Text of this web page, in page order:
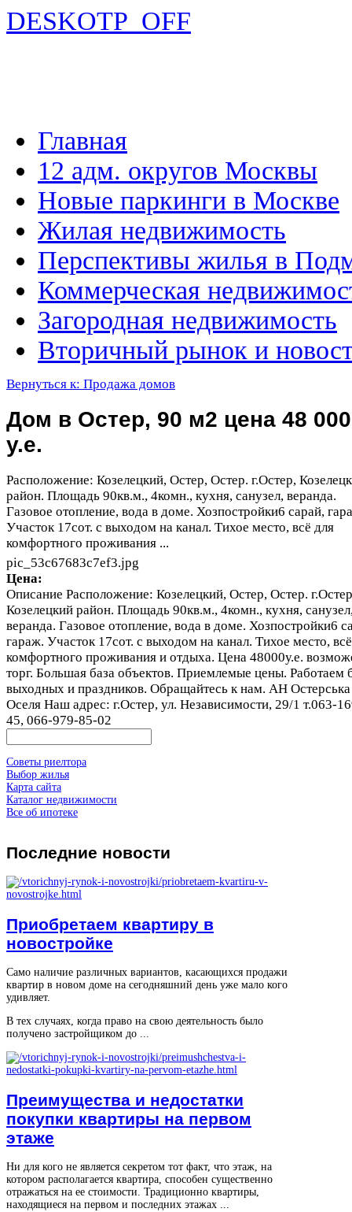
DESKOTP_OFF
Главная
12 адм. округов Москвы
Новые паркинги в Москве
Жилая недвижимость
Перспективы жилья в
Коммерческая
Загородная недвижимость
Вторичный рынок и
Вернуться к: Продажа домов
Дом в Остер, 90 м2 цена 48 000
у.е.
Расположение: Козелецкий, Остер, Остер. г.Остер,
район. Площадь 90кв.м., 4комн., кухня, санузел, веранда.
Газовое отопление, вода в доме. Хозпостройки6 сарай,
Участок 17сот. с выходом на канал. Тихое место, всё для
комфортного проживания ...
pic_53c67683c7ef3.jpg
Цена:
Описание Расположение: Козелецкий, Остер, Остер.
Козелецкий район. Площадь 90кв.м., 4комн., кухня,
веранда. Газовое отопление, вода в доме. Хозпостройки6
гараж. Участок 17сот. с выходом на канал. Тихое место,
комфортного проживания и отдыха. Цена 48000у.е.
торг. Большая база объектов. Приемлемые цены. Работаем
выходных и праздников. Обращайтесь к нам. АН Остерська
Оселя Наш адрес: г.Остер, ул. Независимости, 29/1 т.063-
45, 066-979-85-02
Советы риелтора
Выбор жилья
Карта сайта
Каталог недвижимости
Все об ипотеке
Последние новости
Приобретаем квартиру в
новостройке
Само наличие различных вариантов, касающихся продажи
квартир в новом доме на сегодняшний день уже мало кого
удивляет.
В тех случаях, когда право на свою деятельность было
получено застройщиком до ...
Преимущества и недостатки
покупки квартиры на первом
этаже
Ни для кого не является секретом тот факт, что этаж, на
котором располагается квартира, способен существенно
отражаться на ее стоимости. Традиционно квартиры,
находящиеся на первом и последних этажах ...